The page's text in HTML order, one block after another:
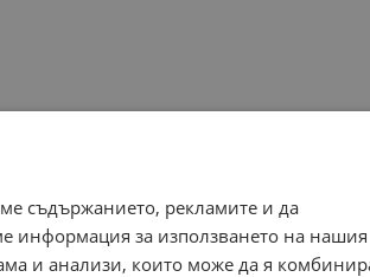
съдържанието, рекламите и да
информация за използването на нашия
и анализи, които може да я